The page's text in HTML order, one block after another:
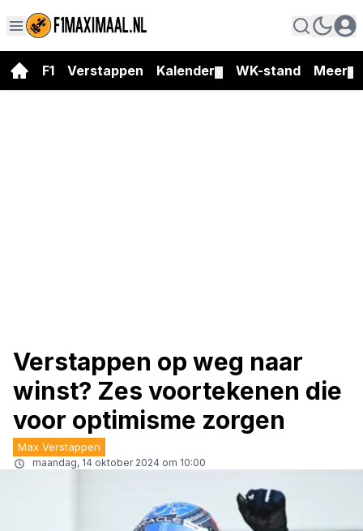
F1 Verstappen Kalender WK-stand Meer
Verstappen op weg naar
winst? Zes voortekenen die
voor optimisme zorgen
Max Verstappen
maandag, 14 oktober 2024 om 10:00